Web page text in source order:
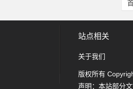
站点相关
关于我们
版权所有
声明：本站部分